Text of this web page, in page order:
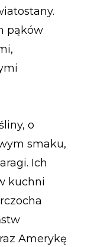
pąków
o
smaku,
Ich
kuchni
Amerykę